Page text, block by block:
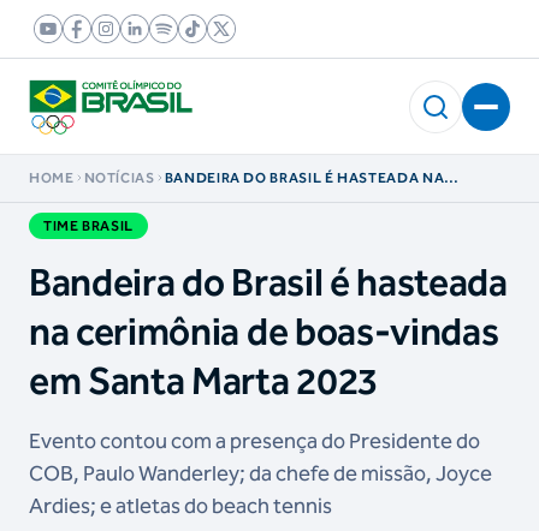
HOME NOTÍCIAS
BANDEIRA DO BRASIL É HASTEADA NA
TIME BRASIL
Bandeira do Brasil é hasteada
na cerimônia de boas-vindas
em Santa Marta 2023
Evento contou com a presença do Presidente do
COB, Paulo Wanderley; da chefe de missão, Joyce
Ardies; e atletas do beach tennis